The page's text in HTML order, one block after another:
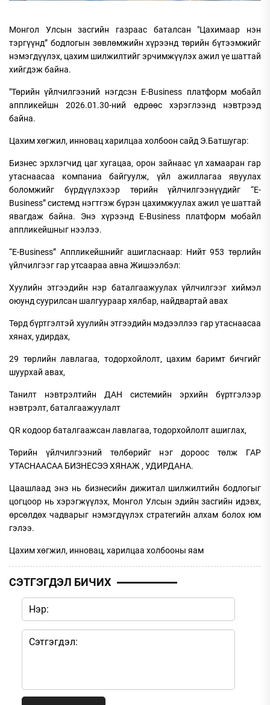
Монгол Улсын засгийн газраас баталсан "Цахимаар нэн
тэргүүнд” бодлогын зөвлөмжийн хүрээнд төрийн бүтээмжийг
нэмэгдүүлэх, цахим шилжилтийг эрчимжүүлэх ажил үе шаттай
хийгдэж байна.
"Төрийн үйлчилгээний нэгдсэн E-Business платформ мобайл
аппликейшн 2026.01.30-ний өдрөөс хэрэглээнд нэвтрээд
байна.
Цахим хөгжил, инновац харилцаа холбоон сайд Э.Батшугар:
Бизнес эрхлэгчид цаг хугацаа, орон зайнаас үл хамааран гар
утаснаасаа компаниа байгуулж, үйл ажиллагаа явуулах
боломжийг бүрдүүлэхээр төрийн үйлчилгээнүүдийг “E-
Business” системд нэгтгэж бүрэн цахимжуулах ажил үе шаттай
явагдаж байна. Энэ хүрээнд E-Business платформ мобайл
аппликейшныг нээлээ.
“E-Business” Аппликейшнийг ашигласнаар: Нийт 953 төрлийн
үйлчилгээг гар утсаараа авна Жишээлбэл:
Хуулийн этгээдийн нэр баталгаажуулах үйлчилгээг хиймэл
оюунд суурилсан шалгуураар хялбар, найдвартай авах
Төрд бүртгэлтэй хуулийн этгээдийн мэдээллээ гар утаснаасаа
хянах, удирдах,
29 төрлийн лавлагаа, тодорхойлолт, цахим баримт бичгийг
шуурхай авах,
Танилт нэвтрэлтийн ДАН системийн эрхийн бүртгэлээр
нэвтрэлт, баталгаажуулалт
QR кодоор баталгаажсан лавлагаа, тодорхойлолт ашиглах,
Төрийн үйлчилгээний төлбөрийг нэг дороос төлж ГАР
УТАСНААСАА БИЗНЕСЭЭ ХЯНАЖ , УДИРДАНА.
Цаашлаад энэ нь бизнесийн дижитал шилжилтийн бодлогыг
цогцоор нь хэрэгжүүлэх, Монгол Улсын эдийн засгийн идэвх,
өрсөлдөх чадварыг нэмэгдүүлэх стратегийн алхам болох юм
гэлээ.
Цахим хөгжил, инновац, харилцаа холбооны яам
СЭТГЭГДЭЛ БИЧИХ